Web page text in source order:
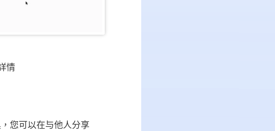
情
您可以在与他人分享